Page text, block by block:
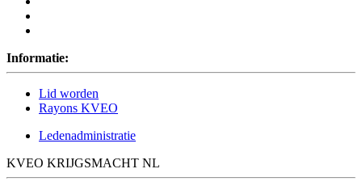
Informatie:
Lid worden
Rayons KVEO
Ledenadministratie
KVEO KRIJGSMACHT NL